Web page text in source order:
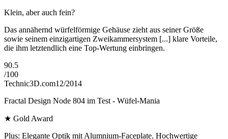
Klein, aber auch fein?
Das annähernd würfelförmige Gehäuse zieht aus seiner Größe
sowie seinem einzigartigen Zweikammersystem [...] klare Vorteile,
die ihm letztendlich eine Top-Wertung einbringen.
90.5
/100
Technic3D.com12/2014
Fractal Design Node 804 im Test - Wüfel-Mania
★ Gold Award
Plus: Elegante Optik mit Alumnium-Faceplate. Hochwertige